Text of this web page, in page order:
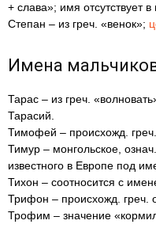
+ слава»; имя отсутствует
Степан – из греч. «венок»;
Имена
Тарас – из греч.
Тарасий.
Тимофей – происхожд. греч.
Тимур – монгольское,
известного в Европе под
Тихон – соотносится c
Трифон – происхожд. греч.
Трофим – значение